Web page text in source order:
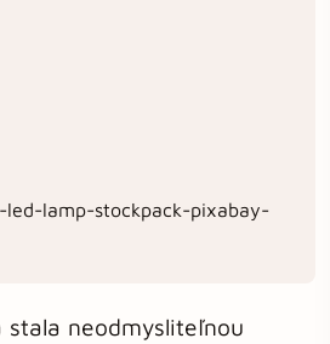
stala neodmysliteľnou